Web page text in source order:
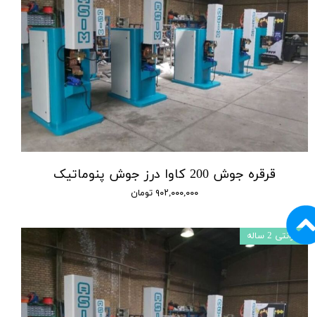
قرقره جوش 200 کاوا درز جوش پنوماتیک
۹۰۲,۰۰۰,۰۰۰ تومان
گارانتی 2 ساله